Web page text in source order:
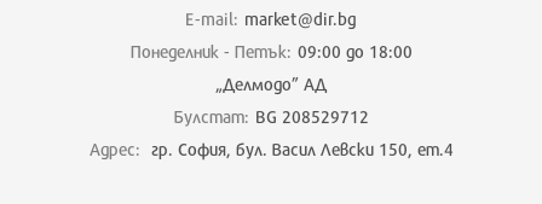
E-mail: market@dir.bg
Понеделник - Петък: 09:00 до 18:00
„Делмодо” АД
Булстат: BG 208529712
Адрес: гр. София, бул. Васил Левски 150, ет.4